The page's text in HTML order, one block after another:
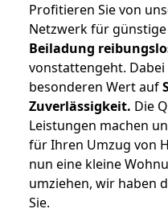
Profitieren Sie von
Netzwerk für
Beiladung
vonstattengeht.
besonderen Wert auf
Zuverlässigkeit. Die
Leistungen machen
für Ihren Umzug von
nun eine kleine
umziehen, wir haben
Sie.